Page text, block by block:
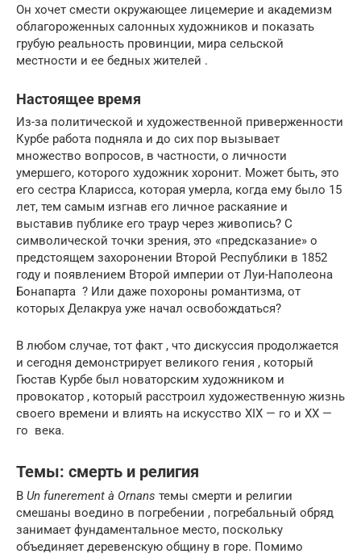
Он хочет смести окружающее лицемерие и академизм
облагороженных салонных художников и показать
грубую реальность провинции, мира сельской
местности и ее бедных жителей .
Настоящее время
Из-за политической и художественной приверженности
Курбе работа подняла и до сих пор вызывает
множество вопросов, в частности, о личности
умершего, которого художник хоронит. Может быть, это
его сестра Кларисса, которая умерла, когда ему было 15
лет, тем самым изгнав его личное раскаяние и
выставив публике его траур через живопись? С
символической точки зрения, это «предсказание» о
предстоящем захоронении Второй Республики в 1852
году и появлением Второй империи от Луи-Наполеона
Бонапарта ? Или даже похороны романтизма, от
которых Делакруа уже начал освобождаться?
В любом случае, тот факт , что дискуссия продолжается
и сегодня демонстрирует великого гения , который
Гюстав Курбе был новаторским художником и
провокатор , который расстроил художественную жизнь
своего времени и влиять на искусство XIX — го и XX —
го века.
Темы: смерть и религия
В Un funerement à Ornans темы смерти и религии
смешаны воедино в погребении , погребальный обряд
занимает фундаментальное место, поскольку
объединяет деревенскую общину в горе. Помимо